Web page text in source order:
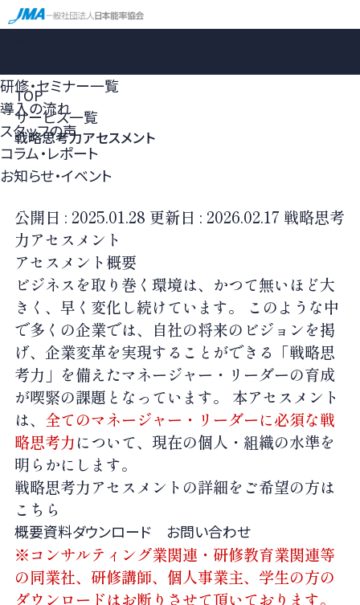
研修・セミナー一覧
導入の流れ
スタッフの声
コラム・レポート
お知らせ・イベント
TOP
サービス一覧
戦略思考力アセスメント
公開日 : 2025.01.28 更新日 : 2026.02.17 戦略思考
力アセスメント
アセスメント概要
ビジネスを取り巻く環境は、かつて無いほど大
きく、早く変化し続けています。 このような中
で多くの企業では、自社の将来のビジョンを掲
げ、企業変革を実現することができる「戦略思
考力」を備えたマネージャー・リーダーの育成
が喫緊の課題となっています。 本アセスメント
は、 全てのマネージャー・リーダーに必須な戦
略思考力について、現在の個人・組織の水準を
明らかにします。
戦略思考力アセスメントの詳細をご希望の方は
こちら
概要資料ダウンロード お問い合わせ
※コンサルティング業関連・研修教育業関連等
の同業社、研修講師、個人事業主、学生の方の
ダウンロードはお断りさせて頂いております。